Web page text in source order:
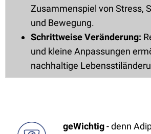
Zusammenspiel von Stress,
und Bewegung.
Schrittweise Veränderung:
und kleine Anpassungen
nachhaltige
geWichtig- denn